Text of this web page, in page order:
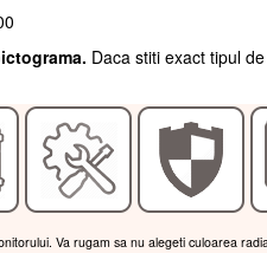
Daca stiti exact tipul
Va rugam sa nu alegeti culoarea